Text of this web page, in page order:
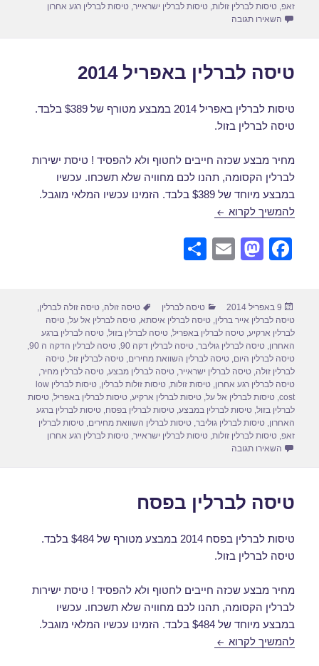
זאפ ,טיסות לברלין זולות ,טיסות לברלין ישראייר ,טיסות לברלין רגע אחרון
השאירו תגובה
טיסה לברלין באפריל 2014
טיסות לברלין באפריל 2014 במבצע מטורף של $389 בלבד.
טיסה לברלין בזול.
מחיר מבצע שכזה חייבים לחטוף ולא להפסיד ! טיסת ישירות
לברלין הקסומה, תהנו לכם מחוויה שלא תשכחו. עכשיו
במבצע מיוחד של $389 בלבד. הזמינו עכשיו המלאי מוגבל.
להמשיך לקרוא טיסה לברלין באפריל 2014
F
e
b
o
o
k
M
o
d
o
n
E
e
פורסם
בתאריך
9 באפריל 2014 קטגוריות
טיסה לברלין תגיות
טיסה זולה,טיסה זולה לברלין,
טיסה לברלין אייר ברלין,טיסה לברלין איסתא,טיסה לברלין אל על,טיסה
לברלין ארקיע,טיסה לברלין באפריל,טיסה לברלין בזול,טיסה לברלין ברגע
האחרון,טיסה לברלין גוליבר,טיסה לברלין דקה 90 ,טיסה לברלין הדקה ה 90
,
טיסה לברלין היום,טיסה לברלין השוואת מחירים,טיסה לברלין זול,טיסה
לברלין זולה,טיסה לברלין ישראייר,טיסה לברלין מבצע,טיסה לברלין מחיר,
טיסה לברלין רגע אחרון,טיסות זולות,טיסות זולות לברלין,
טיסות לברלין low
cost
,טיסות לברלין אל על,טיסות לברלין ארקיע,טיסות לברלין באפריל,טיסות
לברלין בזול,טיסות לברלין במבצע,טיסות לברלין בפסח,טיסות לברלין ברגע
האחרון,טיסות לברלין גוליבר,טיסות לברלין השוואת מחירים,טיסות לברלין
זאפ,טיסות לברלין זולות,טיסות לברלין ישראייר,טיסות לברלין רגע אחרון
השאירו תגובה
טיסה לברלין בפסח
טיסות לברלין בפסח 2014 במבצע מטורף של $484 בלבד.
טיסה לברלין בזול.
מחיר מבצע שכזה חייבים לחטוף ולא להפסיד ! טיסת ישירות
לברלין הקסומה, תהנו לכם מחוויה שלא תשכחו. עכשיו
במבצע מיוחד של $484 בלבד. הזמינו עכשיו המלאי מוגבל.
להמשיך לקרוא טיסה לברלין בפסח